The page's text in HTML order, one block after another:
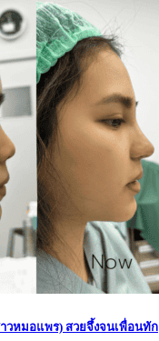
วหมอแพร) สวยจึ้งจนเพื่อนทัก